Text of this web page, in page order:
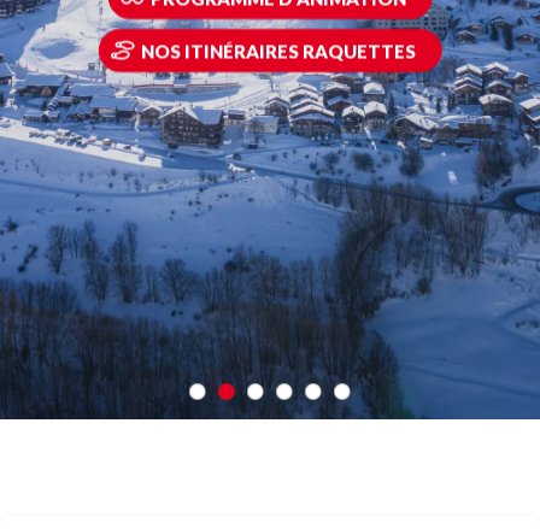
NOS ITINÉRAIRES RAQUETTES